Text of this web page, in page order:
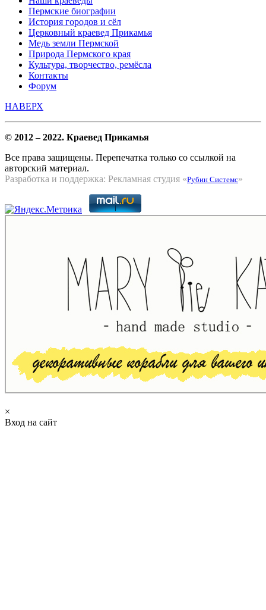
Пермские биографии
История городов и сёл
Церковный краевед Прикамья
Медь земли Пермской
Природа Пермского края
Культура, творчество, ремёсла
Контакты
Форум
НАВЕРХ
© 2012 – 2022. Краевед Прикамья
Все права защищены. Перепечатка только со ссылкой на
авторский материал.
Разработка и поддержка: Рекламная студия «Рубин Системс»
×
Вход на сайт